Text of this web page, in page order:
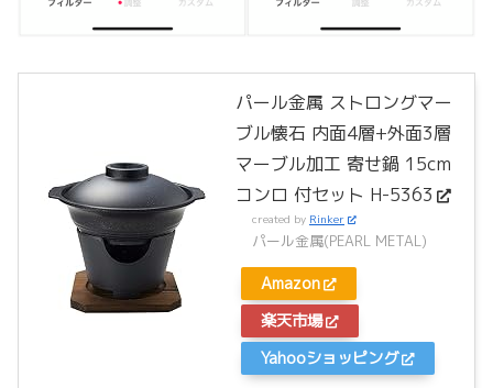
パール金属 ストロングマー
ブル懐石 内面4層+外面3層
マーブル加工 寄せ鍋 15cm
コンロ 付セット H-5363
created by Rinker
パール金属(PEARL METAL)
Amazon
楽天市場
Yahooショッピング